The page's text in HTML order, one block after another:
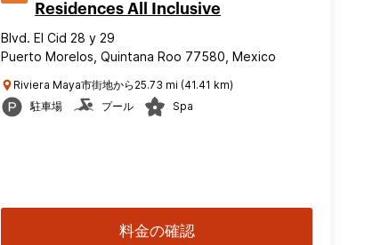
Residences All Inclusive
Blvd. El Cid 28 y 29
Puerto Morelos, Quintana Roo 77580, Mexico
Riviera Maya市街地から25.73 mi (41.41 km)
駐車場
プール Spa
料金の確認